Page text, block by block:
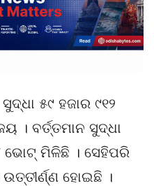
୫୯ ହଜାର ୯୧୨
ବର୍ତ୍ତମାନ ସୁଦ୍ଧା
ମିଳିଛି । ସେହିପରି
ହୋଇଛି ।